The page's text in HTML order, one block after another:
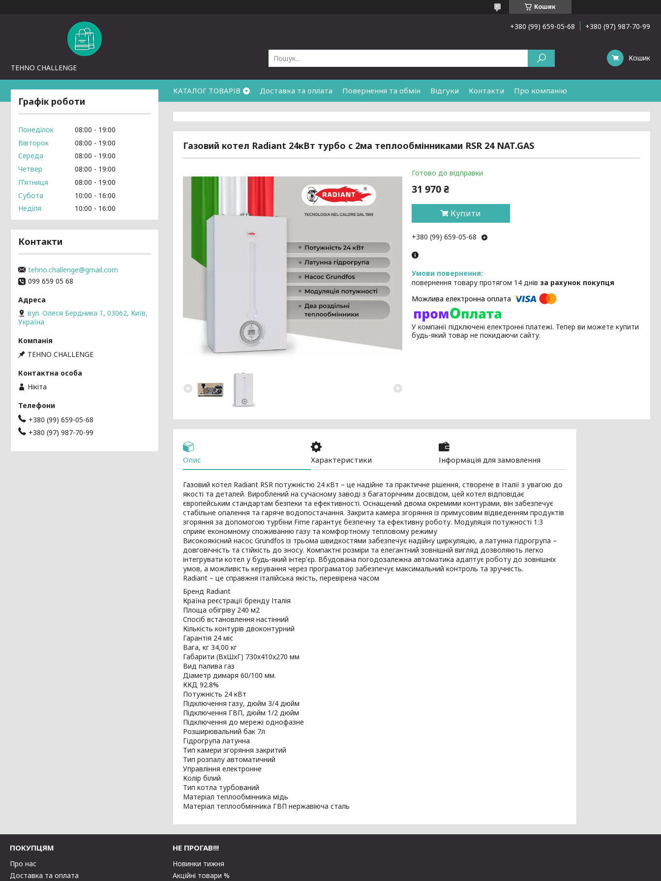
Кошик
TEHNO CHALLENGE
+380 (99) 659-05-68 +380 (97) 987-70-99
Кошик
КАТАЛОГ ТОВАРІВ Доставка та оплата Повернення та обмін Відгуки Контакти Про компанію
Газовий котел Radiant 24кВт турбо с 2ма теплообмінниками RSR 24 NAT.GAS
Готово до відправки
31 970 ₴
Купити
+380 (99) 659-05-68
повернення товару протягом 14 днів за рахунок покупця
У компанії підключені електронні платежі. Тепер ви можете купити
будь-який товар не покидаючи сайту.
Опис Характеристики Інформація для замовлення
Газовий котел Radiant RSR потужністю 24 кВт – це надійне та практичне рішення, створене в Італії з увагою до
якості та деталей. Вироблений на сучасному заводі з багаторічним досвідом, цей котел відповідає
європейським стандартам безпеки та ефективності. Оснащений двома окремими контурами, він забезпечує
стабільне опалення та гаряче водопостачання. Закрита камера згоряння із примусовим відведенням продуктів
згоряння за допомогою турбіни Fime гарантує безпечну та ефективну роботу. Модуляція потужності 1:3
сприяє економному споживанню газу та комфортному тепловому режиму
Високоякісний насос Grundfos із трьома швидкостями забезпечує надійну циркуляцію, а латунна гідрогрупа –
довговічність та стійкість до зносу. Компактні розміри та елегантний зовнішній вигляд дозволяють легко
інтегрувати котел у будь-який інтер'єр. Вбудована погодозалежна автоматика адаптує роботу до зовнішніх
умов, а можливість керування через програматор забезпечує максимальний контроль та зручність.
Radiant – це справжня італійська якість, перевірена часом
Бренд Radiant
Країна реєстрації бренду Італія
Площа обігріву 240 м2
Спосіб встановлення настінний
Кількість контурів двоконтурний
Гарантія 24 міс
Вага, кг 34,00 кг
Габарити (ВxШxГ) 730x410x270 мм
Вид палива газ
Діаметр димаря 60/100 мм.
ККД 92.8%
Потужність 24 кВт
Підключення газу, дюйм 3/4 дюйм
Підключення ГВП, дюйм 1/2 дюйм
Підключення до мережі однофазне
Розширювальний бак 7л
Гідрогрупа латунна
Тип камери згоряння закритий
Тип розпалу автоматичний
Управління електронне
Колір білий
Тип котла турбований
Матеріал теплообмінника мідь
Матеріал теплообмінника ГВП нержавіюча сталь
Графік роботи
Понеділок 08:00
19:00
Вівторок
08:00
19:00
Середа
08:00
19:00
Четвер
08:00
19:00
Пʼятниця
08:00
19:00
Субота
10:00
16:00
Неділя
10:00 16:00
Контакти
tehno.challenge@gmail.com
099 659 05 68
вул. Олеся Бердника 1, 03062, Київ,
Україна
TEHNO CHALLENGE
Нікіта
+380 (99) 659-05-68
+380 (97) 987-70-99
ПОКУПЦЯМ
Про нас
Доставка та оплата
НЕ ПРОГАВ!!!
Новинки тижня
Акційні товари %